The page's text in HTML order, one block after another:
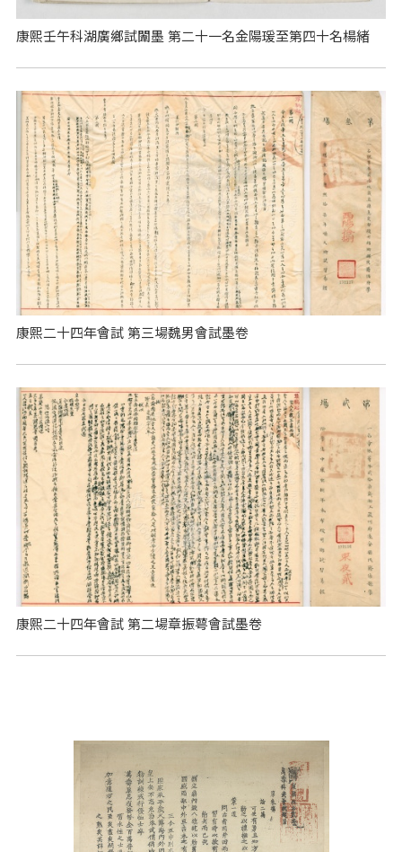
康熙壬午科湖廣鄉試闈墨 第二十一名金陽瑗至第四十名楊緒
康熙二十四年會試 第三場魏男會試墨卷
康熙二十四年會試 第二場章振萼會試墨卷